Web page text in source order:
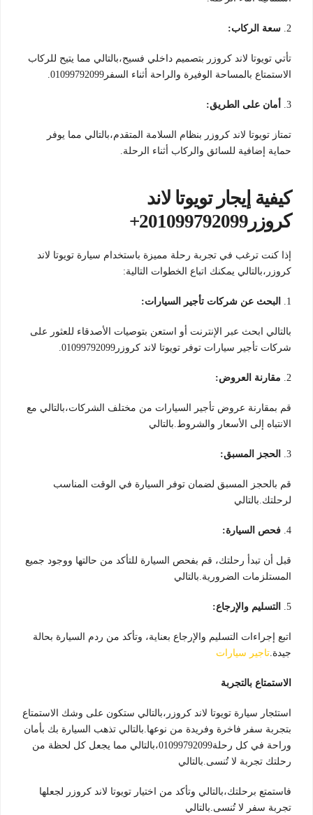
2. سعة الركاب:
تأتي تويوتا لاند كروزر بتصميم داخلي فسيح،بالتالي مما يتيح للركاب
الاستمتاع بالمساحة الوفيرة والراحة أثناء السفر01099792099.
3. أمان على الطريق:
تمتاز تويوتا لاند كروزر بنظام السلامة المتقدم،بالتالي مما يوفر
حماية إضافية للسائق والركاب أثناء الرحلة.
كيفية إيجار تويوتا لاند
كروزر201099792099+
إذا كنت ترغب في تجربة رحلة مميزة باستخدام سيارة تويوتا لاند
كروزر،بالتالي يمكنك اتباع الخطوات التالية:
1. البحث عن شركات تأجير السيارات:
بالتالي ابحث عبر الإنترنت أو استعن بتوصيات الأصدقاء للعثور على
شركات تأجير سيارات توفر تويوتا لاند كروزر01099792099.
2. مقارنة العروض:
قم بمقارنة عروض تأجير السيارات من مختلف الشركات،بالتالي مع
الانتباه إلى الأسعار والشروط.بالتالي
3. الحجز المسبق:
قم بالحجز المسبق لضمان توفر السيارة في الوقت المناسب
لرحلتك.بالتالي
4. فحص السيارة:
قبل أن تبدأ رحلتك، قم بفحص السيارة للتأكد من حالتها ووجود جميع
المستلزمات الضرورية.بالتالي
5. التسليم والإرجاع:
اتبع إجراءات التسليم والإرجاع بعناية، وتأكد من ردم السيارة بحالة
جيدة. تاجير سيارات
الاستمتاع بالتجربة
استئجار سيارة تويوتا لاند كروزر،بالتالي ستكون على وشك الاستمتاع
بتجربة سفر فاخرة وفريدة من نوعها.بالتالي تذهب السيارة بك بأمان
وراحة في كل رحلة01099792099،بالتالي مما يجعل كل لحظة من
رحلتك تجربة لا تُنسى.بالتالي
فاستمتع برحلتك،بالتالي وتأكد من اختيار تويوتا لاند كروزر لجعلها
تجربة سفر لا تُنسى.بالتالي